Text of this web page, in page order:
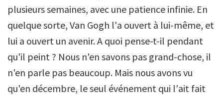
plusieurs semaines, avec une patience infinie. En
quelque sorte, Van Gogh l'a ouvert à lui-même, et
lui a ouvert un avenir. A quoi pense-t-il pendant
qu'il peint ? Nous n'en savons pas grand-chose, il
n'en parle pas beaucoup. Mais nous avons vu
qu'en décembre, le seul événement qui l'ait fait